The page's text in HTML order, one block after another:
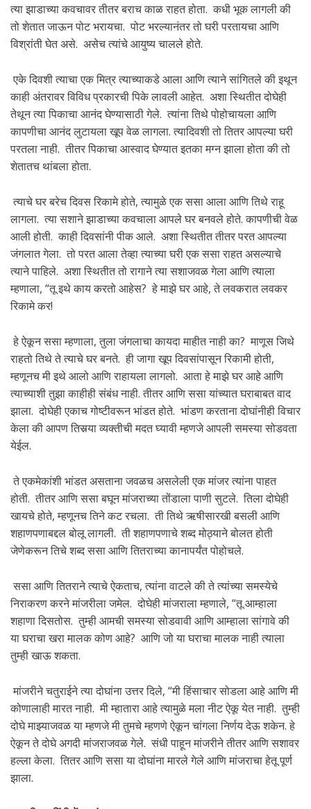
त्या झाडाच्या कवचावर तीतर बराच काळ राहत होता. कधी भूक लागली की
तो शेतात जाऊन पोट भरायचा. पोट भरल्यानंतर तो घरी परतायचा आणि
विश्रांती घेत असे. असेच त्यांचे आयुष्य चालले होते.
एके दिवशी त्याचा एक मित्र त्याच्याकडे आला आणि त्याने सांगितले की इथून
काही अंतरावर विविध प्रकारची पिके लावली आहेत. अशा स्थितीत दोघेही
तेथून त्या पिकाचा आनंद घेण्यासाठी गेले. त्यांना तिथे पोहोचायला आणि
कापणीचा आनंद लुटायला खूप वेळ लागला. त्यादिवशी तो तितर आपल्या घरी
परतला नाही. तीतर पिकाचा आस्वाद घेण्यात इतका मग्न झाला होता की तो
शेतातच थांबला होता.
त्याचे घर बरेच दिवस रिकामे होते, त्यामुळे एक ससा आला आणि तिथे राहू
लागला. त्या सशाने झाडाच्या कवचाला आपले घर बनवले होते. कापणीची वेळ
आली होती. काही दिवसांनी पीक आले. अशा स्थितीत तीतर परत आपल्या
जंगलात गेला. तो परत आला तेव्हा त्याच्या घरी एक ससा राहत असल्याचे
त्याने पाहिले. अशा स्थितीत तो रागाने त्या सशाजवळ गेला आणि त्याला
म्हणाला, “तू इथे काय करतो आहेस? हे माझे घर आहे, ते लवकरात लवकर
रिकामे कर!
हे ऐकून ससा म्हणाला, तुला जंगलाचा कायदा माहीत नाही का? माणूस जिथे
राहतो तिथे ते त्याचे घर बनते. ही जागा खूप दिवसांपासून रिकामी होती,
म्हणूनच मी इथे आलो आणि राहायला लागलो. आता हे माझे घर आहे आणि
त्याच्याशी तुझा काहीही संबंध नाही. तीतर आणि ससा यांच्यात घराबाबत वाद
झाला. दोघेही एकाच गोष्टीवरून भांडत होते. भांडण करताना दोघांनीही विचार
केला की आपण तिसर्‍या व्यक्तीची मदत घ्यावी म्हणजे आपली समस्या सोडवता
येईल.
ते एकमेकांशी भांडत असताना जवळच असलेली एक मांजर त्यांना पाहत
होती. तीतर आणि ससा बघून मांजराच्या तोंडाला पाणी सुटले. तिला दोघेही
खायचे होते, म्हणूनच तिने कट रचला. ती तिथे ऋषीसारखी बसली आणि
शहाणपणाबद्दल बोलू लागली. ती शहाणपणाचे शब्द मोठ्याने बोलत होती
जेणेकरून तिचे शब्द ससा आणि तितराच्या कानापर्यंत पोहोचले.
ससा आणि तितराने त्याचे ऐकताच, त्यांना वाटले की ते त्यांच्या समस्येचे
निराकरण करने मांजरीला जमेल. दोघेही मांजराला म्हणाले, “तू आम्हाला
शहाणा दिसतोस. तुम्ही आमची समस्या सोडवावी आणि आम्हाला सांगावे की
या घराचा खरा मालक कोण आहे? आणि जो या घराचा मालक नाही त्याला
तुम्ही खाऊ शकता.
मांजरीने चतुराईने त्या दोघांना उत्तर दिले, “मी हिंसाचार सोडला आहे आणि मी
कोणालाही मारत नाही. मी म्हातारा आहे त्यामुळे मला नीट ऐकू येत नाही. तुम्ही
दोघे माझ्याजवळ या म्हणजे मी तुमचे म्हणणे ऐकून चांगला निर्णय देऊ शकेन. हे
ऐकून ते दोघे अगदी मांजराजवळ गेले. संधी पाहून मांजरीने तीतर आणि सशावर
हल्ला केला. तितर आणि ससा या दोघांना मारले गेले आणि मांजराचा हेतू पूर्ण
झाला.